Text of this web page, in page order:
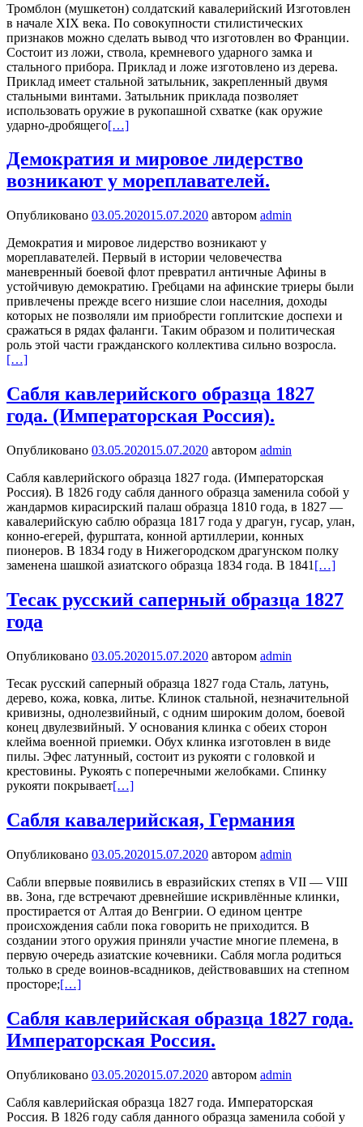
Тромблон (мушкетон) солдатский кавалерийский Изготовлен
в начале XIX века. По совокупности стилистических
признаков можно сделать вывод что изготовлен во Франции.
Состоит из ложи, ствола, кремневого ударного замка и
стального прибора. Приклад и ложе изготовлено из дерева.
Приклад имеет стальной затыльник, закрепленный двумя
стальными винтами. Затыльник приклада позволяет
использовать оружие в рукопашной схватке (как оружие
ударно-дробящего[…]
Демократия и мировое лидерство
возникают у мореплавателей.
Опубликовано 03.05.202015.07.2020 автором admin
Демократия и мировое лидерство возникают у
мореплавателей. Первый в истории человечества
маневренный боевой флот превратил античные Афины в
устойчивую демократию. Гребцами на афинские триеры были
привлечены прежде всего низшие слои населния, доходы
которых не позволяли им приобрести гоплитские доспехи и
сражаться в рядах фаланги. Таким образом и политическая
роль этой части гражданского коллектива сильно возросла.
[…]
Сабля кавлерийского образца 1827
года. (Императорская Россия).
Опубликовано 03.05.202015.07.2020 автором admin
Сабля кавлерийского образца 1827 года. (Императорская
Россия). В 1826 году сабля данного образца заменила собой у
жандармов кирасирский палаш образца 1810 года, в 1827 —
кавалерийскую саблю образца 1817 года у драгун, гусар, улан,
конно-егерей, фурштата, конной артиллерии, конных
пионеров. В 1834 году в Нижегородском драгунском полку
заменена шашкой азиатского образца 1834 года. В 1841 […]
Тесак русский саперный образца 1827
года
Опубликовано 03.05.202015.07.2020 автором admin
Тесак русский саперный образца 1827 года Сталь, латунь,
дерево, кожа, ковка, литье. Клинок стальной, незначительной
кривизны, однолезвийный, с одним широким долом, боевой
конец двулезвийный. У основания клинка с обеих сторон
клейма военной приемки. Обух клинка изготовлен в виде
пилы. Эфес латунный, состоит из рукояти с головкой и
крестовины. Рукоять с поперечными желобками. Спинку
рукояти покрывает[…]
Сабля кавалерийская, Германия
Опубликовано 03.05.202015.07.2020 автором admin
Сабли впервые появились в евразийских степях в VII — VIII
вв. Зона, где встречают древнейшие искривлённые клинки,
простирается от Алтая до Венгрии. О едином центре
происхождения сабли пока говорить не приходится. В
создании этого оружия приняли участие многие племена, в
первую очередь азиатские кочевники. Сабля могла родиться
только в среде воинов-всадников, действовавших на степном
просторе;[…]
Сабля кавлерийская образца 1827 года.
Императорская Россия.
Опубликовано 03.05.202015.07.2020 автором admin
Сабля кавлерийская образца 1827 года. Императорская
Россия. В 1826 году сабля данного образца заменила собой у